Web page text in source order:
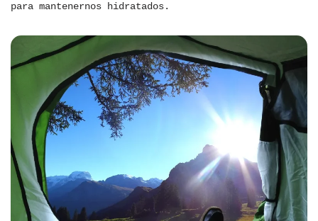
para mantenernos hidratados.